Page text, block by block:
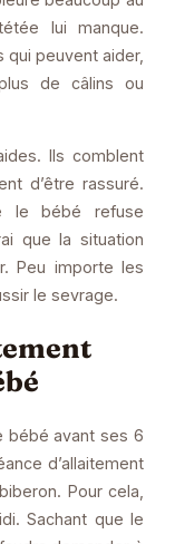
lui manque.
peuvent aider,
de câlins ou
Ils comblent
d’être rassuré.
le bébé refuse
que la situation
Peu importe les
le sevrage.
bébé avant ses 6
d’allaitement
Pour cela,
Sachant que le